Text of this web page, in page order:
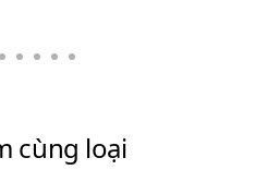
cùng loại